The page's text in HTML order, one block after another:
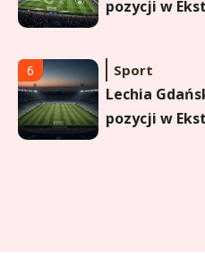
pozycji w
1 Wychowanie
Jak pomóc
się do